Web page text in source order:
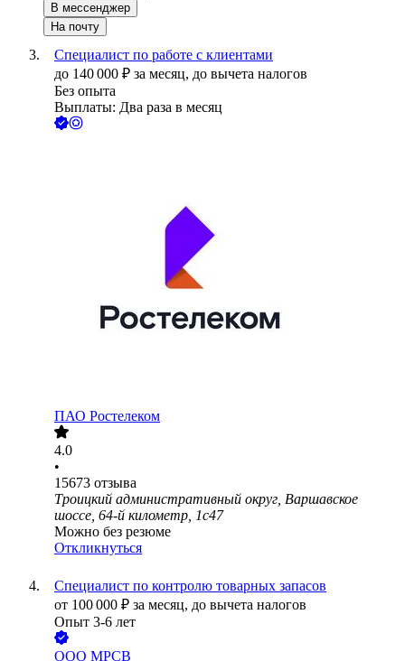
В мессенджер
На почту
Специалист по работе с клиентами
до 140 000 ₽ за месяц, до вычета налогов
Без опыта
Выплаты: Два раза в месяц
ПАО Ростелеком
4.0
•
15673 отзыва
Троицкий административный округ, Варшавское
шоссе, 64-й километр, 1с47
Можно без резюме
Откликнуться
Специалист по контролю товарных запасов
от 100 000 ₽ за месяц, до вычета налогов
Опыт 3-6 лет
ООО МРСВ